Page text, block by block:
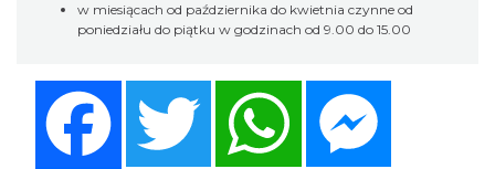
w miesiącach od października do kwietnia czynne od
poniedziału do piątku w godzinach od 9.00 do 15.00
Twitter WhatsApp